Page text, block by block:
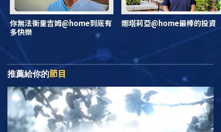
你無法衡量吉姆@home到底有
多快樂
娜塔莉亞@home最棒的投資
推薦給你的節目